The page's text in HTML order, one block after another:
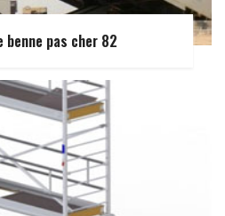
benne pas cher 82